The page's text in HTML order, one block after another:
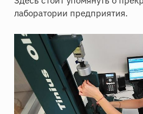
лаборатории предприятия.